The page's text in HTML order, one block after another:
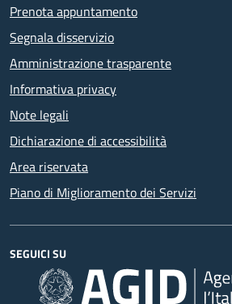
Prenota appuntamento
Segnala disservizio
Amministrazione trasparente
Informativa privacy
Note legali
Dichiarazione di accessibilità
Area riservata
Piano di Miglioramento dei Servizi
SEGUICI SU